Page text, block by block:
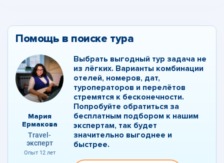
Помощь в поиске тура
Мария
Ермакова
Travel-
эксперт
Опыт 12 лет
Выбрать выгодный тур задача не
из лёгких. Варианты комбинации
отелей, номеров, дат,
туроператоров и перелётов
стремятся к бесконечности.
Попробуйте обратиться за
бесплатным подбором к нашим
экспертам, так будет
значительно выгоднее и
быстрее.